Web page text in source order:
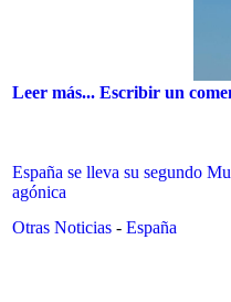
Leer más... Escribir un
España se lleva su segundo
agónica
Otras Noticias - España